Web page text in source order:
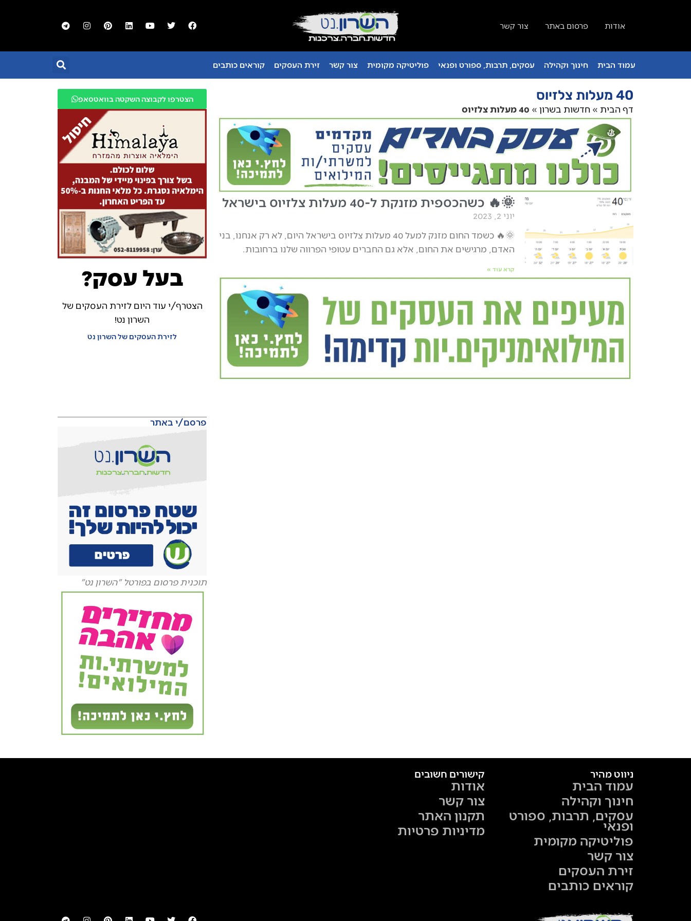
אודות פרסום באתר צור קשר
עמוד הבית חינוך וקהילה עסקים, תרבות, ספורט ופנאי פוליטיקה מקומית צור קשר זירת העסקים קוראים כותבים
40 מעלות צלזיוס
דף הבית » חדשות בשרון » 40 מעלות צלזיוס
🌞🔥 כשהכספית מזנקת ל-40 מעלות צלזיוס בישראל
יוני 2, 2023
🌞🔥 כשמד החום מזנק למעל 40 מעלות צלזיוס בישראל היום, לא רק אנחנו, בני
האדם, מרגישים את החום, אלא גם החברים עטופי הפרווה שלנו ברחובות.
קרא עוד »
הצטרפו לקבוצה השקטה בוואטסאפ
בעל עסק?
הצטרף/י עוד היום לזירת העסקים של
השרון נט!
לזירת העסקים של השרון נט
פרסם/י באתר
תוכנית פרסום בפורטל "השרון נט"
ניווט מהיר
עמוד הבית
חינוך וקהילה
עסקים, תרבות, ספורט
ופנאי
פוליטיקה מקומית
צור קשר
זירת העסקים
קוראים כותבים
קישורים חשובים
אודות
צור קשר
תקנון האתר
מדיניות פרטיות